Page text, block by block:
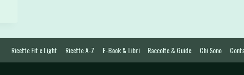
Ricette Fit e Light Ricette A-Z E-Book & Libri Raccolte & Guide Chi Sono